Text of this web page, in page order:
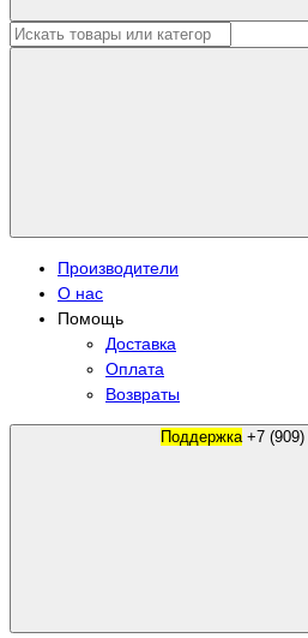
Производители
О нас
Помощь
Доставка
Оплата
Возвраты
Поддержка